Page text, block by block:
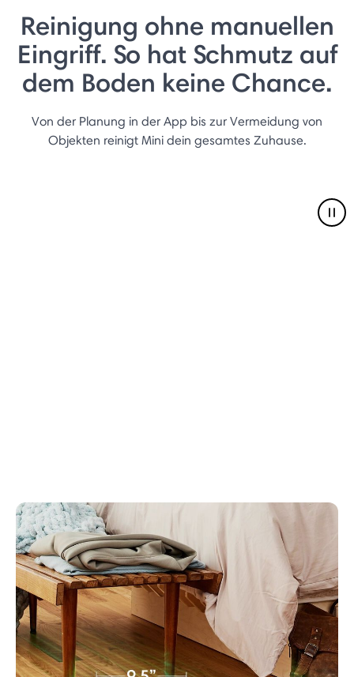
Reinigung ohne manuellen
Eingriff. So hat Schmutz auf
dem Boden keine Chance.
Von der Planung in der App bis zur Vermeidung von
Objekten reinigt Mini dein gesamtes Zuhause.